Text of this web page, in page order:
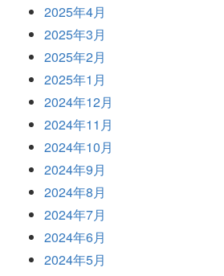
2025年4月
2025年3月
2025年2月
2025年1月
2024年12月
2024年11月
2024年10月
2024年9月
2024年8月
2024年7月
2024年6月
2024年5月